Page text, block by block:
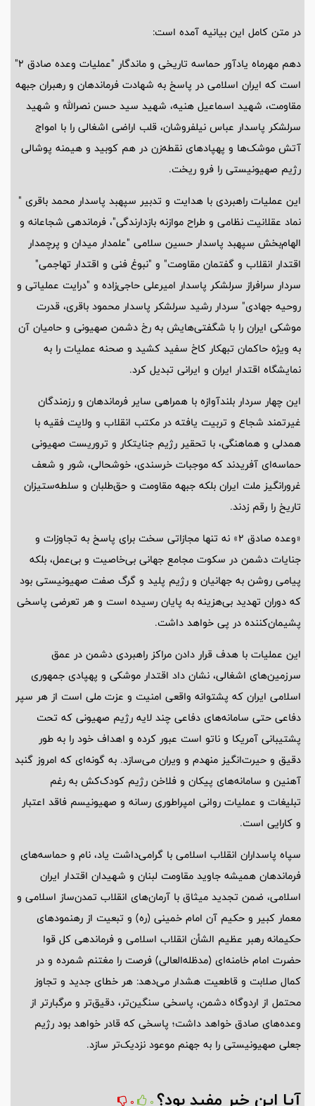
در متن کامل این بیانیه آمده است:
دهم مهرماه یادآور حماسه‌ تاریخی و ماندگار "عملیات وعده صادق 2"
است که ایران اسلامی در پاسخ به شهادت فرماندهان و رهبران جبهه
مقاومت، شهید اسماعیل هنیه، شهید سید حسن نصرالله و شهید
سرلشکر پاسدار عباس نیلفروشان، قلب اراضی اشغالی را با امواج
آتش موشک‌ها و پهپادهای نقطه‌زن در هم کوبید و هیمنه پوشالی
رژیم صهیونیستی را فرو ریخت.
این عملیات راهبردی با هدایت و تدبیر سپهبد پاسدار محمد باقری "
نماد عقلانیت نظامی و طراح موازنه بازدارندگی"، فرماندهی شجاعانه و
الهام‌بخش سپهبد پاسدار حسین سلامی "علمدار میدان و پرچمدار
اقتدار انقلاب و گفتمان مقاومت" و "نبوغ فنی و اقتدار تهاجمی"
سردار سرافراز سرلشکر پاسدار امیرعلی حاجی‌زاده و "درایت عملیاتی و
روحیه جهادی" سردار رشید سرلشکر پاسدار محمود باقری، قدرت
موشکی ایران را با شگفتی‌هایش به رخ دشمن صهیونی و حامیان آن
به ویژه حاکمان تبهکار کاخ سفید کشید و صحنه عملیات را به
نمایشگاه اقتدار ایران و ایرانی تبدیل کرد.
این چهار سردار بلندآوازه با همراهی سایر فرماندهان و رزمندگان
غیرتمند شجاع و تربیت یافته در مکتب انقلاب و ولایت فقیه با
همدلی و هماهنگی، با تحقیر رژیم جنایتکار و تروریست صهیونی
حماسه‌ای آفریدند که موجبات خرسندی، خوشحالی، شور و شعف
غرورانگیز ملت ایران بلکه جبهه مقاومت و حق‌طلبان و سلطه‌ستیزان
تاریخ را رقم زدند.
«وعده صادق 2» نه تنها مجازاتی سخت برای پاسخ به تجاوزات و
جنایات دشمن در سکوت مجامع جهانی بی‌خاصیت و بی‌عمل، بلکه
پیامی روشن به جهانیان و رژیم پلید و گرگ صفت صهیونیستی بود
که دوران تهدید بی‌هزینه به پایان رسیده است و هر تعرضی پاسخی
پشیمان‌کننده در پی خواهد داشت.
این عملیات با هدف قرار دادن مراکز راهبردی دشمن در عمق
سرزمین‌های اشغالی، نشان داد اقتدار موشکی و پهپادی جمهوری
اسلامی ایران که پشتوانه واقعی امنیت و عزت ملی است از هر سپر
دفاعی حتی سامانه‌های دفاعی چند لایه رژیم صهیونی که تحت
پشتیبانی آمریکا و ناتو است عبور کرده و اهداف خود را به طور
دقیق و حیرت‌انگیز منهدم و ویران می‌سازد. به گونه‌ای که امروز گنبد
آهنین و سامانه‌های پیکان و فلاخن رژیم کودک‌کش به رغم
تبلیغات و عملیات روانی امپراطوری رسانه و صهیونیسم فاقد اعتبار
و کارایی است.
سپاه پاسداران انقلاب اسلامی با گرامی‌داشت یاد، نام و حماسه‌های
فرماندهان همیشه جاوید مقاومت لبنان و شهیدان اقتدار ایران
اسلامی، ضمن تجدید میثاق با آرمان‌های انقلاب تمدن‌ساز اسلامی و
معمار کبیر و حکیم آن امام خمینی (ره) و تبعیت از رهنمودهای
حکیمانه رهبر عظیم الشأن انقلاب اسلامی و فرماندهی کل قوا
حضرت امام خامنه‌ای (مدظله‌العالی) فرصت را مغتنم شمرده و در
کمال صلابت و قاطعیت هشدار می‌دهد: هر خطای جدید و تجاوز
محتمل از اردوگاه دشمن، پاسخی سنگین‌تر، دقیق‌تر و مرگبارتر از
وعده‌های صادق خواهد داشت؛ پاسخی که قادر خواهد بود رژیم
جعلی صهیونیستی را به جهنم موعود نزدیک‌تر سازد.
آیا این خبر مفید بود؟ 0
0